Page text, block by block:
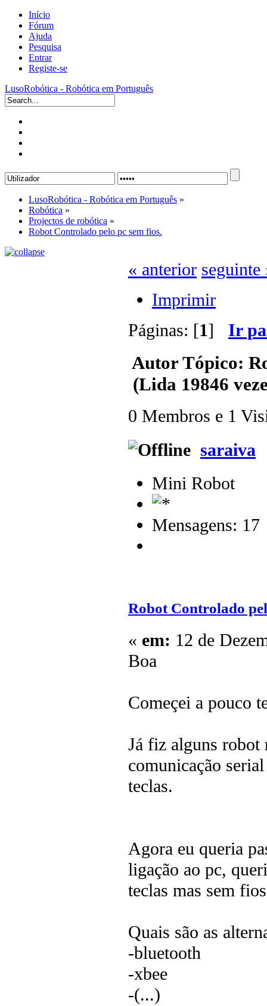
Início
Fórum
Ajuda
Pesquisa
Entrar
Registe-se
LusoRobótica - Robótica em Português
LusoRobótica - Robótica em Português »
Robótica »
Projectos de robótica »
Robot Controlado pelo pc sem fios.
« anterior seguinte
Imprimir
Páginas: [1] Ir
AutorTópico:
(Lida 19846
0 Membros e 1
saraiva
Mini Robot
Mensagens: 17
Robot Controlado
« em: 12 de
Boa
Começei a pouco
Já fiz alguns robot
comunicação
teclas.
Agora eu queria
ligação ao pc,
teclas mas sem fios
Quais são as
-bluetooth
-xbee
-(...)